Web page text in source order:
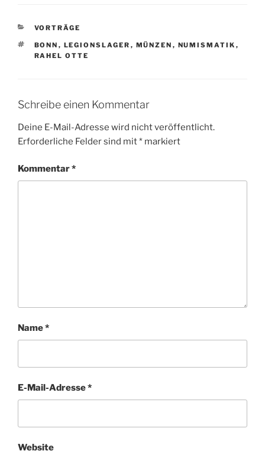
e
t
)
e
t
)
KATEGORIEN
VORTRÄGE
SCHLAGWÖRTER
BONN , LEGIONSLAGER , MÜNZEN , NUMISMATIK ,
RAHEL OTTE
Schreibe einen Kommentar
Deine E-Mail-Adresse wird nicht veröffentlicht.
Erforderliche Felder sind mit* markiert
Kommentar*
Name*
E-Mail-Adresse*
Website